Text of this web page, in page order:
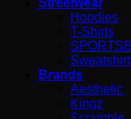
Hoodies
T-Shirts
Brands
Aesthetic
Kingz